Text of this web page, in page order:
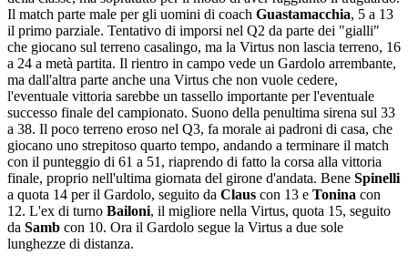
Il match parte male per gli uomini di coach Guastamacchia, 5 a 13
il primo parziale. Tentativo di imporsi nel Q2 da parte dei "gialli"
che giocano sul terreno casalingo, ma la Virtus non lascia terreno, 16
a 24 a metà partita. Il rientro in campo vede un Gardolo arrembante,
ma dall'altra parte anche una Virtus che non vuole cedere,
l'eventuale vittoria sarebbe un tassello importante per l'eventuale
successo finale del campionato. Suono della penultima sirena sul 33
a 38. Il poco terreno eroso nel Q3, fa morale ai padroni di casa, che
giocano uno strepitoso quarto tempo, andando a terminare il match
con il punteggio di 61 a 51, riaprendo di fatto la corsa alla vittoria
finale, proprio nell'ultima giornata del girone d'andata. Bene Spinelli
a quota 14 per il Gardolo, seguito da Claus con 13 e Tonina con
12. L'ex di turno Bailoni, il migliore nella Virtus, quota 15, seguito
da Samb con 10. Ora il Gardolo segue la Virtus a due sole
lunghezze di distanza.